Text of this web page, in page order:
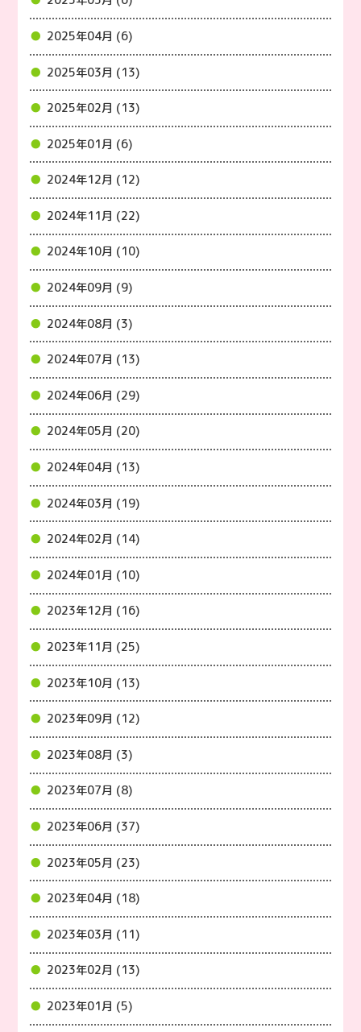
2025年04月 (6)
2025年03月 (13)
2025年02月 (13)
2025年01月 (6)
2024年12月 (12)
2024年11月 (22)
2024年10月 (10)
2024年09月 (9)
2024年08月 (3)
2024年07月 (13)
2024年06月 (29)
2024年05月 (20)
2024年04月 (13)
2024年03月 (19)
2024年02月 (14)
2024年01月 (10)
2023年12月 (16)
2023年11月 (25)
2023年10月 (13)
2023年09月 (12)
2023年08月 (3)
2023年07月 (8)
2023年06月 (37)
2023年05月 (23)
2023年04月 (18)
2023年03月 (11)
2023年02月 (13)
2023年01月 (5)